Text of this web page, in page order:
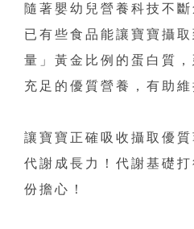
隨著嬰幼兒營養科技不
已有些食品能讓寶寶攝
量」黃金比例的蛋白質
充足的優質營養，有助維
讓寶寶正確吸收攝取優
代謝成長力！代謝基礎
份擔心！